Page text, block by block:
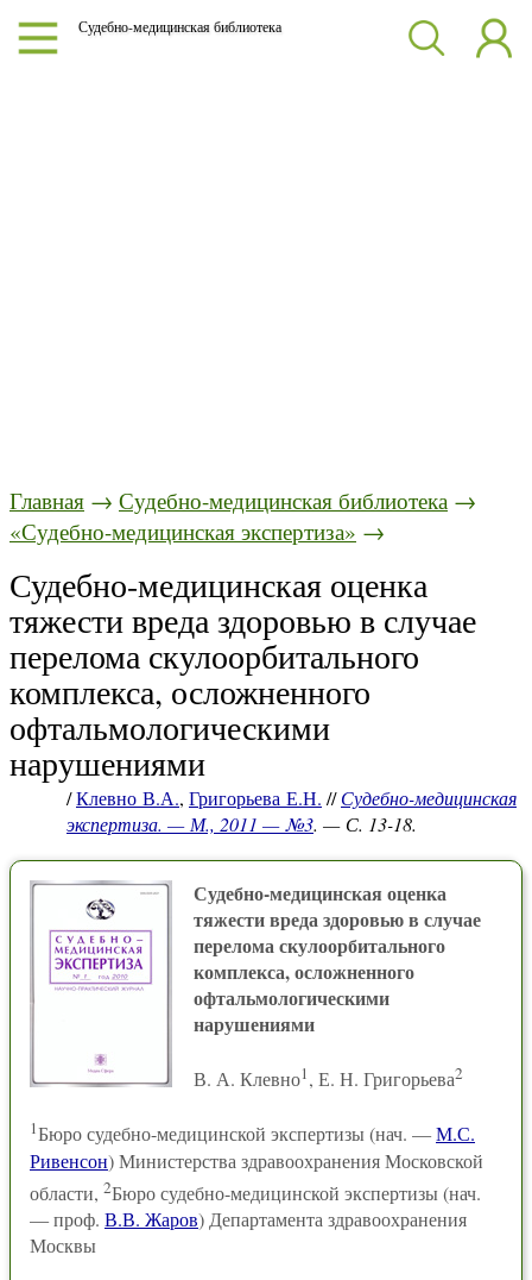
Судебно-медицинская библиотека
Главная → Судебно-медицинская библиотека →
«Судебно-медицинская экспертиза» →
Судебно-медицинская оценка
тяжести вреда здоровью в случае
перелома скулоорбитального
комплекса, осложненного
офтальмологическими
нарушениями
/Клевно В.А., Григорьева Е.Н. //Судебно-медицинская
экспертиза. — М., 2011 — №3. — С. 13-18.
Судебно-медицинская оценка
тяжести вреда здоровью в случае
перелома скулоорбитального
комплекса, осложненного
офтальмологическими
нарушениями
В. А. Клевно1, Е. Н. Григорьева2
1Бюро судебно-медицинской экспертизы (нач. —М.С.
Ривенсон) Министерства здравоохранения Московской
области, 2Бюро судебно-медицинской экспертизы (нач.
— проф. В.В. Жаров) Департамента здравоохранения
Москвы